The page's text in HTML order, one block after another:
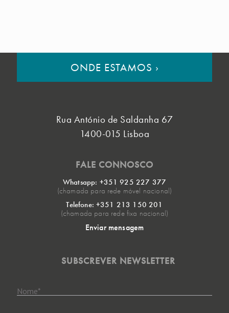
ONDE ESTAMOS ›
Rua António de Saldanha 67
1400-015 Lisboa
FALE CONNOSCO
Whatsapp: +351 925 227 377
(chamada para rede móvel nacional)
Telefone: +351 213 150 201
(chamada para rede fixa nacional)
Enviar mensagem
SUBSCREVER NEWSLETTER
Nome*